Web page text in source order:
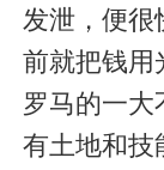
发泄，便很
前就把钱用
罗马的一
有土地和技